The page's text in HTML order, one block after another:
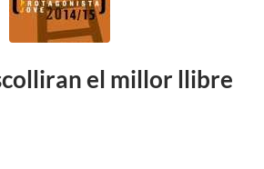
el millor llibre